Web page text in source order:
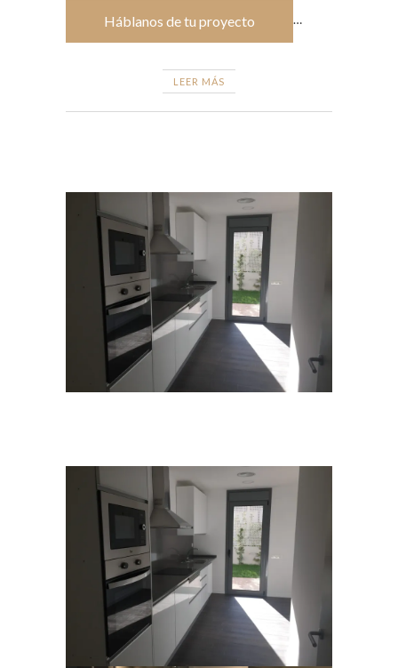
Háblanos de tu proyecto …
LEER MÁS
Vivienda